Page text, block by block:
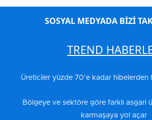
SOSYAL MEDYADA BİZİ
TREND
Üreticiler yüzde 70’e kadar hibelerden
Bölgeye ve sektöre göre farklı asgari
karmaşaya yol açar